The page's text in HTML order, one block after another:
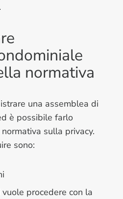
normativa
una assemblea di
è possibile farlo
sulla privacy.
sono:
procedere con la